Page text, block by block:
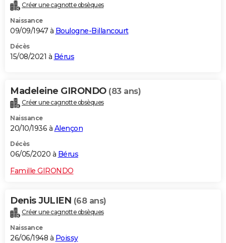
Créer une cagnotte obsèques
Naissance
09/09/1947 à Boulogne-Billancourt
Décès
15/08/2021 à Bérus
Madeleine GIRONDO (83 ans)
Créer une cagnotte obsèques
Naissance
20/10/1936 à Alençon
Décès
06/05/2020 à Bérus
Famille GIRONDO
Denis JULIEN (68 ans)
Créer une cagnotte obsèques
Naissance
26/06/1948 à Poissy